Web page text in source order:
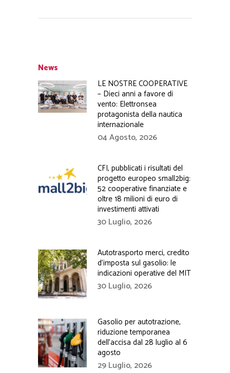
News
LE NOSTRE COOPERATIVE
– Dieci anni a favore di
vento: Elettronsea
protagonista della nautica
internazionale
04 Agosto, 2026
CFI, pubblicati i risultati del
progetto europeo small2big:
52 cooperative finanziate e
oltre 18 milioni di euro di
investimenti attivati
30 Luglio, 2026
Autotrasporto merci, credito
d’imposta sul gasolio: le
indicazioni operative del MIT
30 Luglio, 2026
Gasolio per autotrazione,
riduzione temporanea
dell’accisa dal 28 luglio al 6
agosto
29 Luglio, 2026